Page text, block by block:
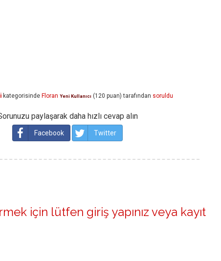
kategorisinde Floran Yeni Kullanıcı (120 puan) tarafından soruldu
paylaşarak daha hızlı cevap alın
Facebook Twitter
için lütfen giriş yapınız veya kayıt